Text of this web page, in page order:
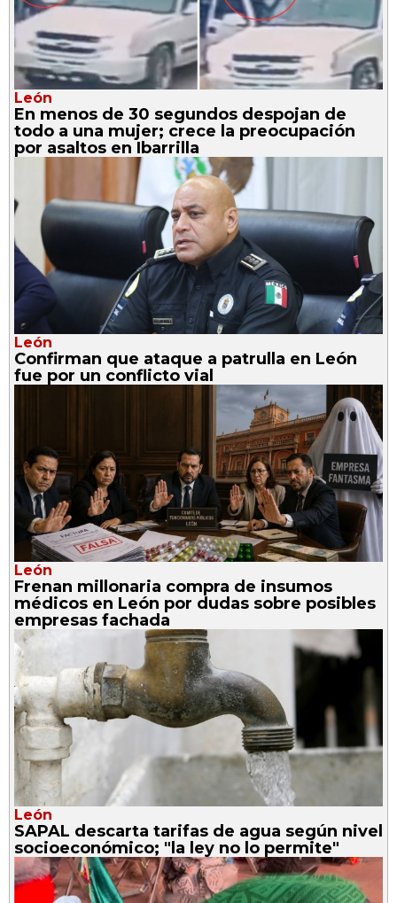
León
En menos de 30 segundos despojan de
todo a una mujer; crece la preocupación
por asaltos en Ibarrilla
León
Confirman que ataque a patrulla en León
fue por un conflicto vial
León
Frenan millonaria compra de insumos
médicos en León por dudas sobre posibles
empresas fachada
León
SAPAL descarta tarifas de agua según nivel
socioeconómico; "la ley no lo permite"